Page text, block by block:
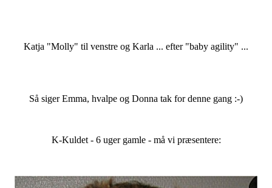
Katja "Molly" til venstre og Karla ... efter "baby agility" ...
Så siger Emma, hvalpe og Donna tak for denne gang :-)
K-Kuldet - 6 uger gamle - må vi præsentere: